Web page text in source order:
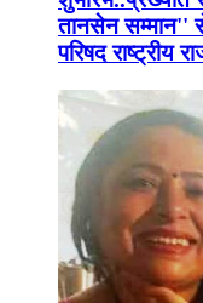
तानसेन सम्मान''
परिषद राष्ट्रीय